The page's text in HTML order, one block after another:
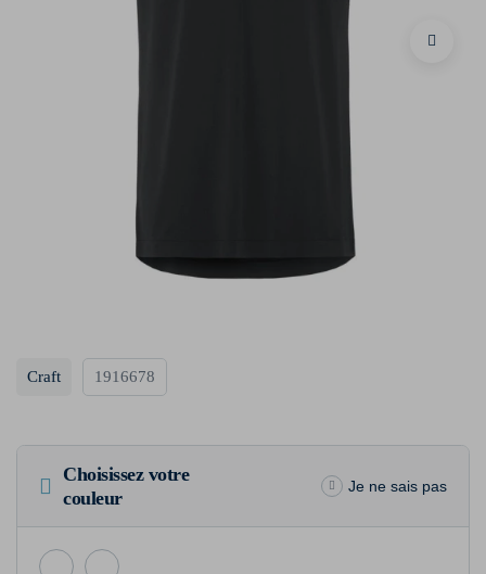
Craft 1916678
Choisissez votre
couleur
Je ne sais pas